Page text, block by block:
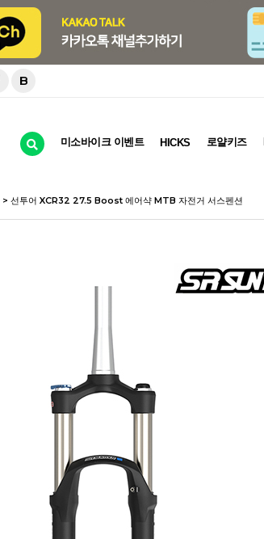
B
미소바이크 이벤트 HICKS 로얄키즈
> 선투어 XCR32 27.5 Boost 에어샥 MTB 자전거 서스펜션